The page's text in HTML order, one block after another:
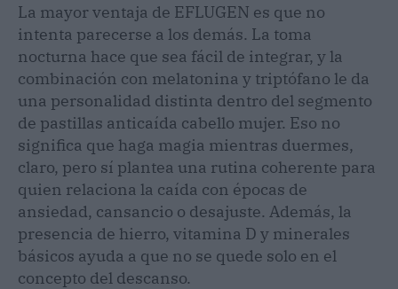
La mayor ventaja de EFLUGEN es que no
intenta parecerse a los demás. La toma
nocturna hace que sea fácil de integrar, y la
combinación con melatonina y triptófano le da
una personalidad distinta dentro del segmento
de pastillas anticaída cabello mujer. Eso no
significa que haga magia mientras duermes,
claro, pero sí plantea una rutina coherente para
quien relaciona la caída con épocas de
ansiedad, cansancio o desajuste. Además, la
presencia de hierro, vitamina D y minerales
básicos ayuda a que no se quede solo en el
concepto del descanso.